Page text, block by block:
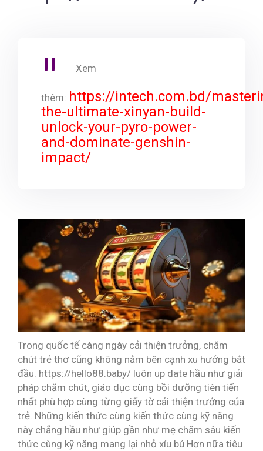
Xem
thêm: https://intech.com.bd/
the-ultimate-xinyan-build-
unlock-your-pyro-power-
and-dominate-genshin-
impact/
Trong quốc tế càng ngày cải thiện trưởng, chăm
chút trẻ thơ cũng không nằm bên cạnh xu hướng bắt
đầu. https://hello88.baby/ luôn up date hầu như giải
pháp chăm chút, giáo dục cùng bồi dưỡng tiên tiến
nhất phù hợp cùng từng giấy tờ cải thiện trưởng của
trẻ. Những kiến thức cùng kiến thức cùng kỹ năng
này chẳng hầu như giúp gần như mẹ chăm sâu kiến
thức cùng kỹ năng mang lại nhỏ xíu bú Hơn nữa tiêu